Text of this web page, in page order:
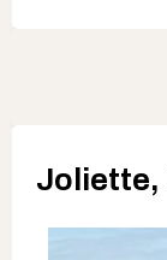
Joliette,